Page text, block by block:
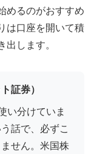
めるのがおすすめ
は口座を開いて積
出します。
証券）
い分けていま
話で、必ずこ
せん。米国株